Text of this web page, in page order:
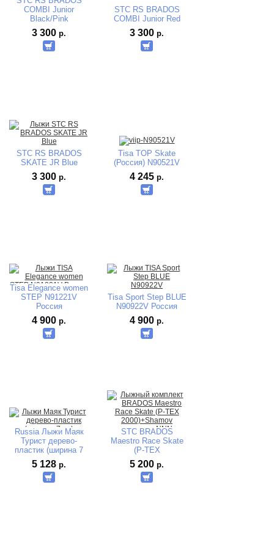
COMBI Junior
Black/Pink
3 300 р.
STC RS BRADOS
COMBI Junior Red
3 300 р.
STC RS BRADOS
SKATE JR Blue
3 300 р.
Tisa TOP Skate
(Россия) N90521V
4 245 р.
Tisa Elegance women
STEP N91221V
Россия
4 900 р.
Tisa Sport Step BLUE
N90922V Россия
4 900 р.
Russia Лыжи Маяк
Турист дерево-
пластик (ширина 7
см)170-180-190-200
см.
5 128 р.
STC BRADOS
Maestro Race Skate
(P-TEX
2000)+Shamov
механика NNN
5 200 р.